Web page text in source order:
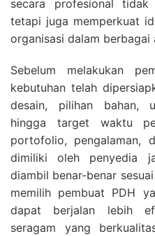
secara profesional tidak
tetapi juga memperkuat
organisasi dalam berbagai
Sebelum melakukan
kebutuhan telah
desain, pilihan bahan,
hingga target waktu
portofolio, pengalaman,
dimiliki oleh penyedia
diambil benar-benar
memilih pembuat PDH
dapat berjalan lebih
seragam yang